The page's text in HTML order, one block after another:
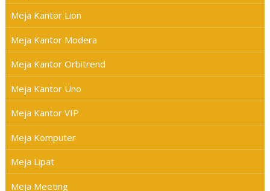
Meja Kantor Lion
Meja Kantor Modera
Meja Kantor Orbitrend
Meja Kantor Uno
Meja Kantor VIP
Meja Komputer
Meja Lipat
Meja Meeting